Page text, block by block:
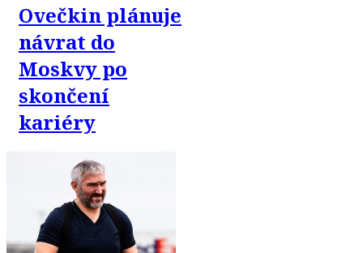
Ovečkin plánuje
návrat do
Moskvy po
skončení
kariéry